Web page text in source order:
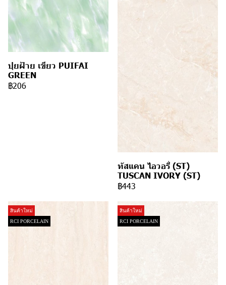
ปุยฝ้าย เขียว PUIFAI
GREEN
฿206
ทัสแคน ไอวอรี่ (ST)
TUSCAN IVORY (ST)
฿443
สินค้าใหม่
RCI PORCELAIN
สินค้าใหม่
RCI PORCELAIN